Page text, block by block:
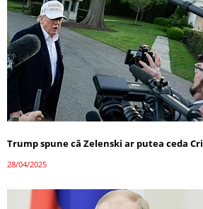
Trump spune că Zelenski ar putea ceda
28/04/2025